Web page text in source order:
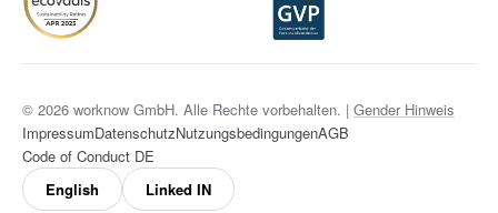
© 2026 worknow GmbH. Alle Rechte vorbehalten. | Gender Hinweis
ImpressumDatenschutzNutzungsbedingungenAGB
Code of Conduct DE
English
Linked IN